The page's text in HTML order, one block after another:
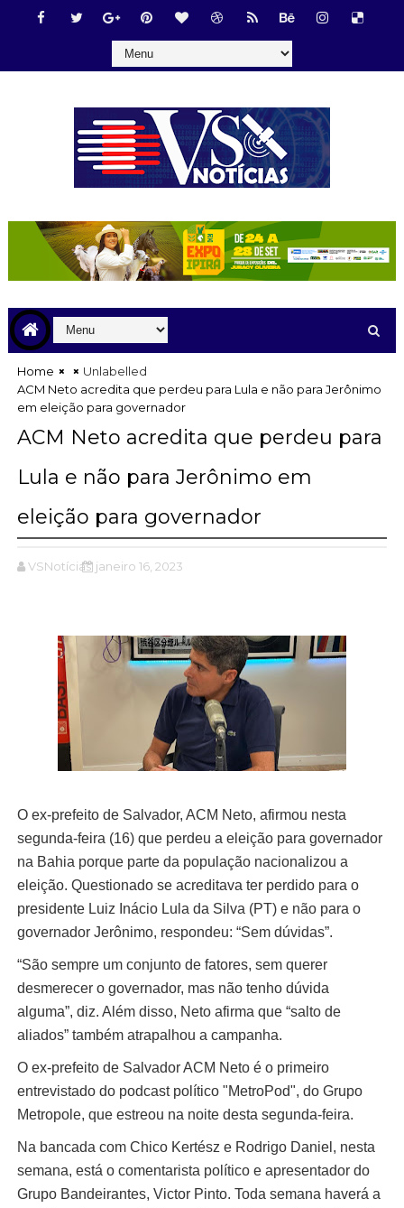
Home
Unlabelled
ACM Neto acredita que perdeu para Lula e não para Jerônimo
em eleição para governador
ACM Neto acredita que perdeu para
Lula e não para Jerônimo em
eleição para governador
VSNotícias janeiro 16, 2023
O ex-prefeito de Salvador, ACM Neto, afirmou nesta
segunda-feira (16) que perdeu a eleição para governador
na Bahia porque parte da população nacionalizou a
eleição. Questionado se acreditava ter perdido para o
presidente Luiz Inácio Lula da Silva (PT) e não para o
governador Jerônimo, respondeu: “Sem dúvidas”.
“São sempre um conjunto de fatores, sem querer
desmerecer o governador, mas não tenho dúvida
alguma”, diz. Além disso, Neto afirma que “salto de
aliados” também atrapalhou a campanha.
O ex-prefeito de Salvador ACM Neto é o primeiro
entrevistado do podcast político "MetroPod", do Grupo
Metropole, que estreou na noite desta segunda-feira.
Na bancada com Chico Kertész e Rodrigo Daniel, nesta
semana, está o comentarista político e apresentador do
Grupo Bandeirantes, Victor Pinto. Toda semana haverá a